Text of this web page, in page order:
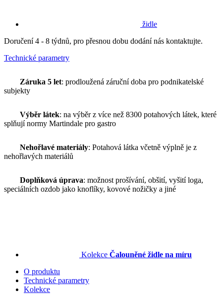
židle
Doručení 4 - 8 týdnů, pro přesnou dobu dodání nás kontaktujte.
Technické parametry
Záruka 5 let: prodloužená záruční doba pro podnikatelské
subjekty
Výběr látek: na výběr z více než 8300 potahových látek, které
splňují normy Martindale pro gastro
Nehořlavé materiály: Potahová látka včetně výplně je z
nehořlavých materiálů
Doplňková úprava: možnost prošívání, obšití, vyšití loga,
speciálních ozdob jako knoflíky, kovové nožičky a jiné
Kolekce Čalouněné židle na míru
O produktu
Technické parametry
Kolekce